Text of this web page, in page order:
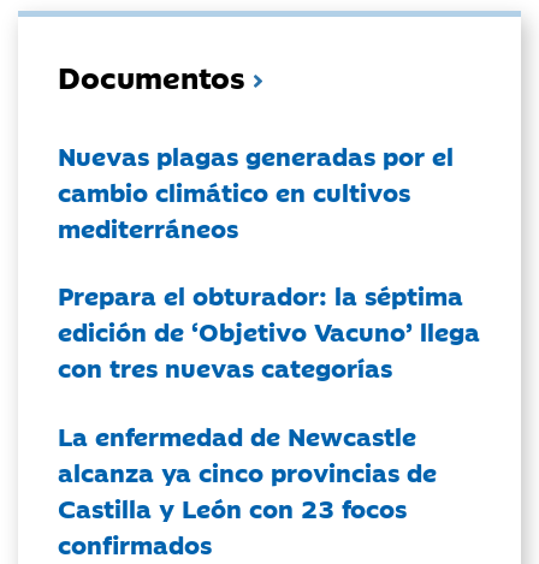
Documentos
Nuevas plagas generadas por el
cambio climático en cultivos
mediterráneos
Prepara el obturador: la séptima
edición de ‘Objetivo Vacuno’ llega
con tres nuevas categorías
La enfermedad de Newcastle
alcanza ya cinco provincias de
Castilla y León con 23 focos
confirmados